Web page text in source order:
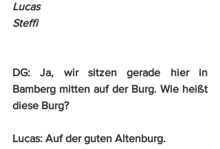
Lucas
Steffi
DG: Ja, wir sitzen gerade hier in
Bamberg mitten auf der Burg. Wie heißt
diese Burg?
Lucas: Auf der guten Altenburg.